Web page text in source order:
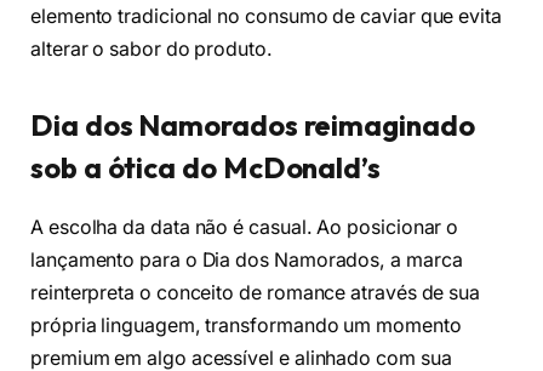
elemento tradicional no consumo de caviar que evita
alterar o sabor do produto.
Dia dos Namorados reimaginado
sob a ótica do McDonald’s
A escolha da data não é casual. Ao posicionar o
lançamento para o Dia dos Namorados, a marca
reinterpreta o conceito de romance através de sua
própria linguagem, transformando um momento
premium em algo acessível e alinhado com sua